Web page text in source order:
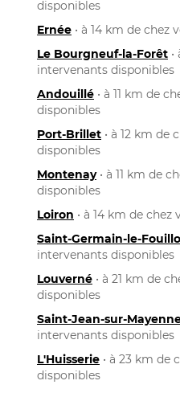
disponibles
Ernée • à 14 km de chez
Le Bourgneuf-la-Forêt
intervenants disponibles
Andouillé • à 11 km de
disponibles
Port-Brillet • à 12 km de
disponibles
Montenay• à 11 km de
disponibles
Loiron • à 14 km de
Saint-Germain-le-
intervenants disponibles
Louverné • à 21 km de
disponibles
Saint-Jean-sur-
intervenants disponibles
L'Huisserie • à 23 km de
disponibles